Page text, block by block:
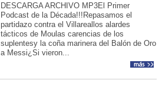
DESCARGA ARCHIVO MP3El Primer
Podcast de la Década!!!Repasamos el
partidazo contra el Villareallos alardes
tácticos de Moulas carencias de los
suplentesy la coña marinera del Balón de Oro
a Messi¿Si vieron...